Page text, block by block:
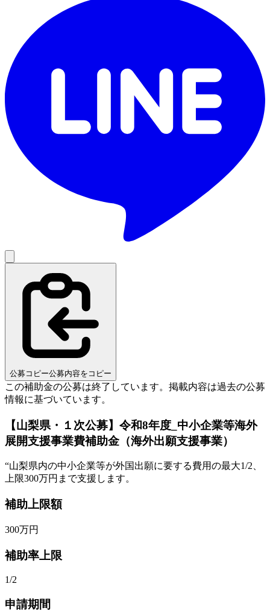
公募コピー公募内容をコピー
この補助金の公募は終了しています。 掲載内容は過去の公募
情報に基づいています。
【山梨県・１次公募】令和8年度_中小企業等海外
展開支援事業費補助金（海外出願支援事業）
“山梨県内の中小企業等が外国出願に要する費用の最大1/2、
上限300万円まで支援します。
補助上限額
300万円
補助率上限
1/2
申請期間